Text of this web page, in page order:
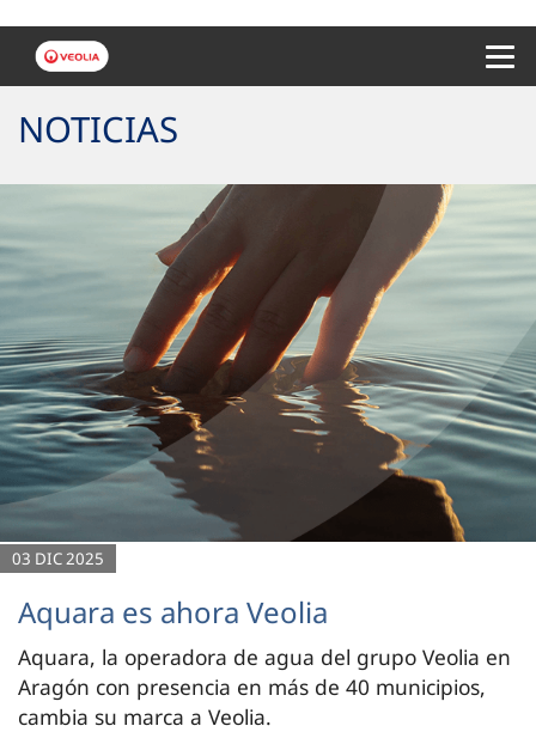
NOTICIAS
03 DIC 2025
Aquara es ahora Veolia
Aquara, la operadora de agua del grupo Veolia en
Aragón con presencia en más de 40 municipios,
cambia su marca a Veolia.